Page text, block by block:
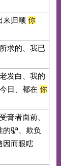
来归顺 你
求的、我已
发白、我的
日、都在 你
膏者面前、
的驴、欺负
因而眼瞎